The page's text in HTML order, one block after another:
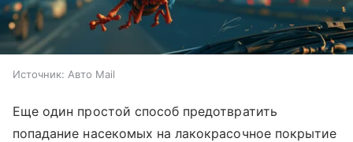
Источник: Авто Mail
Еще один простой способ предотвратить
попадание насекомых на лакокрасочное покрытие